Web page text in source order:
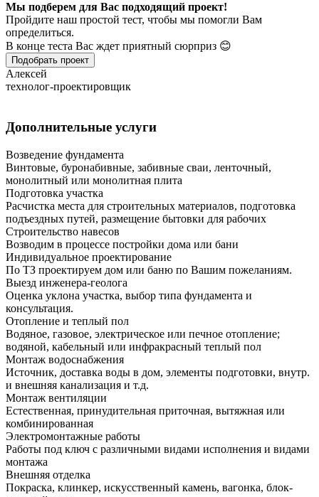
Мы подберем для Вас подходящий проект!
Пройдите наш простой тест, чтобы мы помогли Вам
определиться.
В конце теста Вас ждет приятный сюрприз 😊
Подобрать проект
Алексей
технолог-проектировщик
Дополнительные услуги
Возведение фундамента
Винтовые, буронабивные, забивные сваи, ленточный,
монолитный или монолитная плита
Подготовка участка
Расчистка места для строительных материалов, подготовка
подъездных путей, размещение бытовки для рабочих
Строительство навесов
Возводим в процессе постройки дома или бани
Индивидуальное проектирование
По ТЗ проектируем дом или баню по Вашим пожеланиям.
Выезд инженера-геолога
Оценка уклона участка, выбор типа фундамента и
консультация.
Отопление и теплый пол
Водяное, газовое, электрическое или печное отопление;
водяной, кабельный или инфракрасный теплый пол
Монтаж водоснабжения
Источник, доставка воды в дом, элементы подготовки, внутр.
и внешняя канализация и т.д.
Монтаж вентиляции
Естественная, принудительная приточная, вытяжная или
комбинированная
Электромонтажные работы
Работы под ключ с различными видами исполнения и видами
монтажа
Внешняя отделка
Покраска, клинкер, искусственный камень, вагонка, блок-